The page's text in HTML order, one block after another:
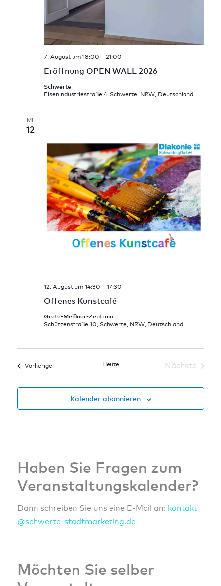
Eröffnung OPEN WALL 2026
7. August um 18:00 – 21:00
Schwerte
Eisenindustriestraße 4, Schwerte, NRW, Deutschland
MI.
12
Offenes Kunstcafé
12. August um 14:30 – 17:30
Grete-Meißner-Zentrum
Schützenstraße 10, Schwerte, NRW, Deutschland
VorherigeVeranstaltungen Heute
Nächste
Kalender abonnieren
Haben Sie Fragen zum
Veranstaltungskalender?
Dann schreiben Sie uns eine E-Mail an: kontakt
@schwerte-stadtmarketing.de
Möchten Sie selber